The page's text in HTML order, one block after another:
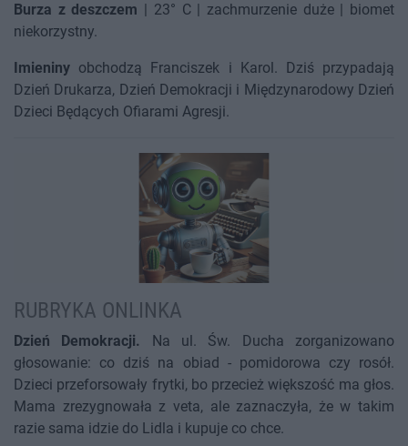
Burza z deszczem | 23° C | zachmurzenie duże | biomet
niekorzystny.
Imieniny obchodzą Franciszek i Karol. Dziś przypadają
Dzień Drukarza, Dzień Demokracji i Międzynarodowy Dzień
Dzieci Będących Ofiarami Agresji.
RUBRYKA ONLINKA
Dzień Demokracji. Na ul. Św. Ducha zorganizowano
głosowanie: co dziś na obiad - pomidorowa czy rosół.
Dzieci przeforsowały frytki, bo przecież większość ma głos.
Mama zrezygnowała z veta, ale zaznaczyła, że w takim
razie sama idzie do Lidla i kupuje co chce.